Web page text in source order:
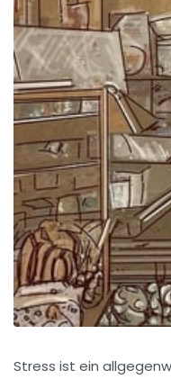
Stress ist ein